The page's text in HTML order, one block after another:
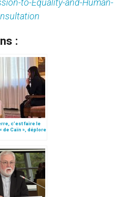
to-Equality-and-Human-
:
c’est faire le
de Caïn », déplore